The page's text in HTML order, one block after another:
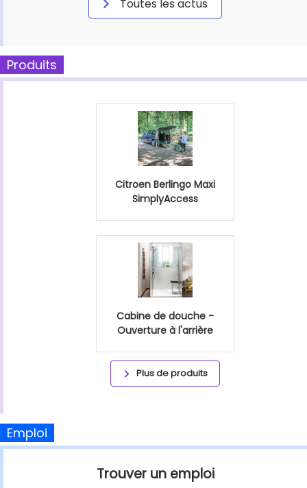
Toutes les actus
Produits
Citroen Berlingo Maxi
SimplyAccess
Cabine de douche -
Ouverture à l'arrière
Plus de produits
Emploi
Trouver un emploi